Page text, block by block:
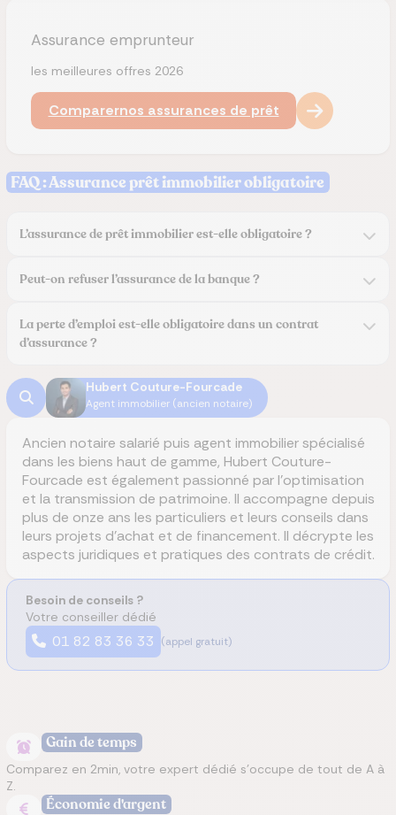
Assurance emprunteur
les meilleures offres 2026
Comparernos assurances de prêt
FAQ : Assurance prêt immobilier obligatoire
L’assurance de prêt immobilier est-elle obligatoire ?
Peut-on refuser l’assurance de la banque ?
La perte d’emploi est-elle obligatoire dans un contrat
d’assurance ?
Hubert Couture-Fourcade
Agent immobilier (ancien notaire)
Ancien notaire salarié puis agent immobilier spécialisé
dans les biens haut de gamme, Hubert Couture-
Fourcade est également passionné par l'optimisation
et la transmission de patrimoine. Il accompagne depuis
plus de onze ans les particuliers et leurs conseils dans
leurs projets d’achat et de financement. Il décrypte les
aspects juridiques et pratiques des contrats de crédit.
Besoin de conseils ?
Votre conseiller dédié
01 82 83 36 33 (appel gratuit)
Gain de temps
Comparez en 2min, votre expert dédié s’occupe de tout de A à
Z.
Économie d'argent